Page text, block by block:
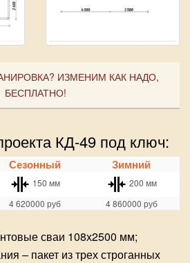
ИЗМЕНИМ КАК НАДО,
БЕСПЛАТНО!
КД-49 под ключ:
Сезонный Зимний
150 мм
200 мм
4 620000 руб 4 860000 руб
сваи 108х2500 мм;
– пакет из трех строганных